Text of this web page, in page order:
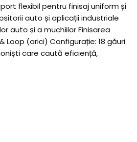
flexibil pentru finisaj uniform și
auto și aplicații industriale
auto și a muchiilor Finisarea
Loop (arici) Configurație: 18 găuri
care caută eficiență,